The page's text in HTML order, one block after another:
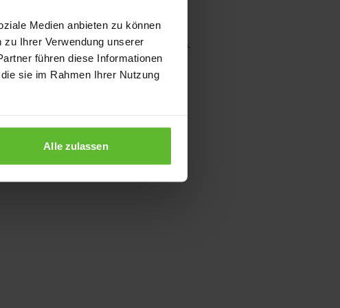
Medien anbieten zu können
Ihrer Verwendung unserer
führen diese Informationen
sie im Rahmen Ihrer Nutzung
Alle zulassen
browser console for more information).